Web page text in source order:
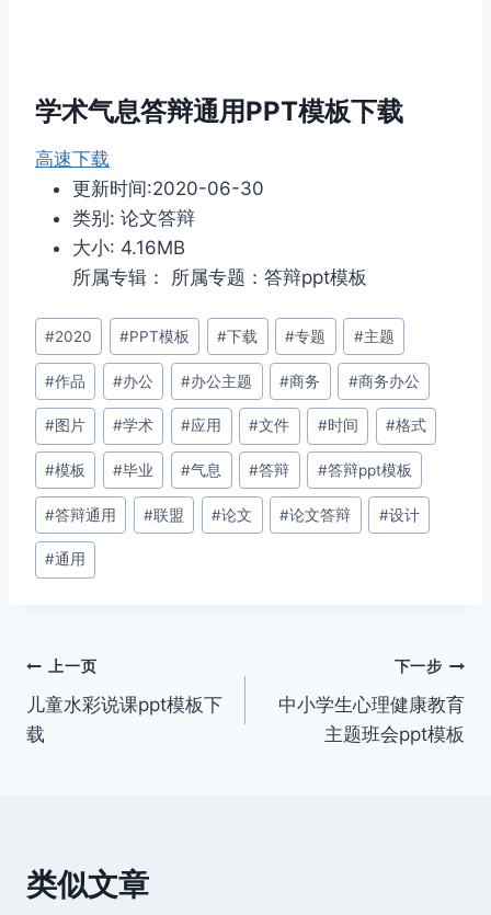
学术气息答辩通用PPT模板下载
高速下载
更新时间:2020-06-30
类别: 论文答辩
大小: 4.16MB
所属专辑： 所属专题：答辩ppt模板
文
章
标
签：
#2020 #PPT模板 #下载 #专题 #主题
#作品 #办公 #办公主题 #商务 #商务办公
#图片 #学术 #应用 #文件 #时间 #格式
#模板 #毕业 #气息 #答辩 #答辩ppt模板
#答辩通用 #联盟 #论文 #论文答辩 #设计
#通用
文
章
上一页
儿童水彩说课ppt模板下
载
下一步
中小学生心理健康教育
主题班会ppt模板
类似文章